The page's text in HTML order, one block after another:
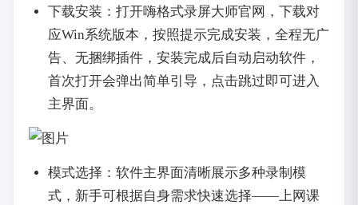
下载安装：打开嗨格式录屏大师官网，下载对
应Win系统版本，按照提示完成安装，全程无广
告、无捆绑插件，安装完成后自动启动软件，
首次打开会弹出简单引导，点击跳过即可进入
主界面。
模式选择：软件主界面清晰展示多种录制模
式，新手可根据自身需求快速选择——上网课